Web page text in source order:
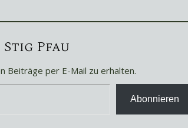
Pfau
Beiträge per E-Mail zu erhalten.
Abonnieren